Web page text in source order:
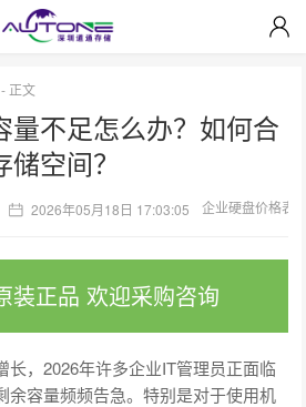
- 正文
量不足怎么办？如何合
空间？
2026年05月18日 17:03:05 企业硬盘价格表
装正品 欢迎采购咨询
长，2026年许多企业IT管理员正面临
余容量频频告急。特别是对于使用机